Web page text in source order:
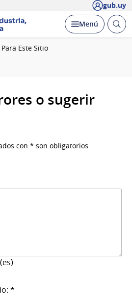
gub.uy
Desplegar
Menú Abrir
Este Sitio
o sugerir
con * son obligatorios
*